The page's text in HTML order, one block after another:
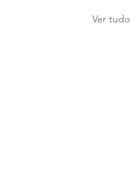
Ver tudo